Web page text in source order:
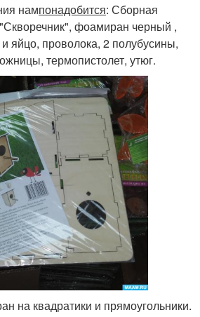
нампонадобится: Сборная
фоамиран черный ,
яйцо, проволока, 2 полубусины,
термопистолет, утюг.
на квадратики и прямоугольники.